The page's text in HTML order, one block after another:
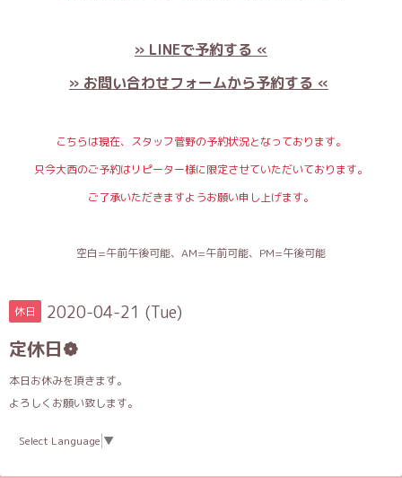
» LINEで予約する «
» お問い合わせフォームから予約する «
こちらは現在、スタッフ菅野の予約状況となっております。
只今大西のご予約はリピーター様に限定させていただいております。
ご了承いただきますようお願い申し上げます。
空白=午前午後可能、AM=午前可能、PM=午後可能
休日 2020-04-21 (Tue)
定休日❁
本日お休みを頂きます。
よろしくお願い致します。
Select Language ▼